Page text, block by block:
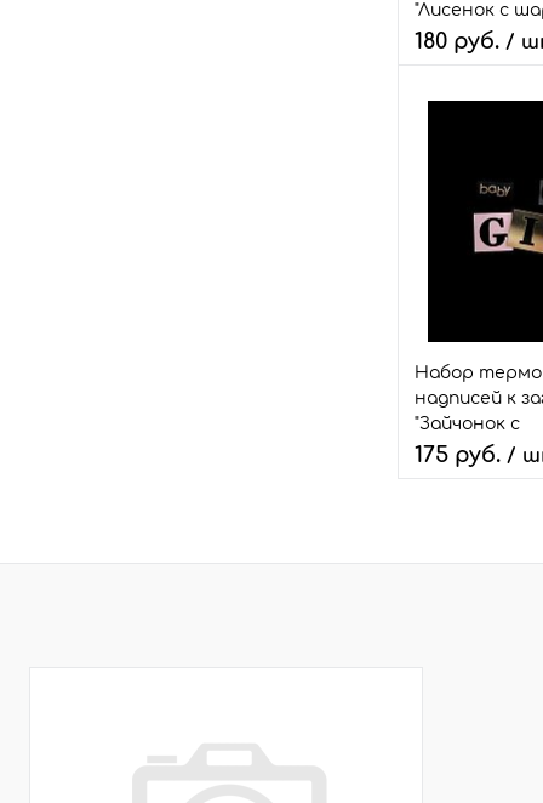
"Лисенок с
180 руб. /
Быстрый
Набор
надписей к
"Зайчонок с
175 руб. /